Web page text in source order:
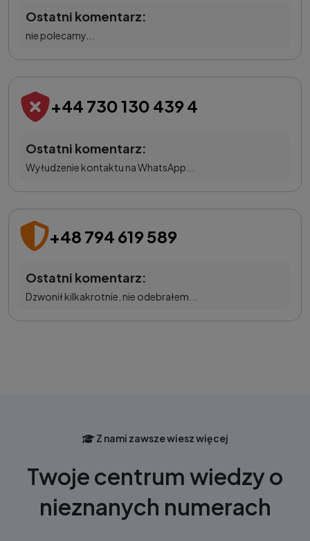
Ostatni komentarz:
nie polecamy...
+44 730 130 439 4
Ostatni komentarz:
Wyłudzenie kontaktu na WhatsApp...
+48 794 619 589
Ostatni komentarz:
Dzwonił kilkakrotnie, nie odebrałem...
Z nami zawsze wiesz więcej
Twoje centrum wiedzy o
nieznanych numerach